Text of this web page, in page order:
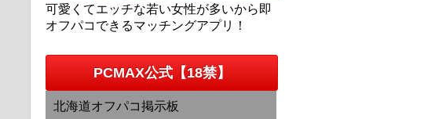
可愛くてエッチな若い女性が多いから即
オフパコできるマッチングアプリ！
PCMAX公式【18禁】
北海道オフパコ掲示板